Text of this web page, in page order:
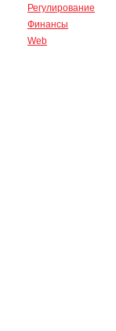
Регулирование
Финансы
Web